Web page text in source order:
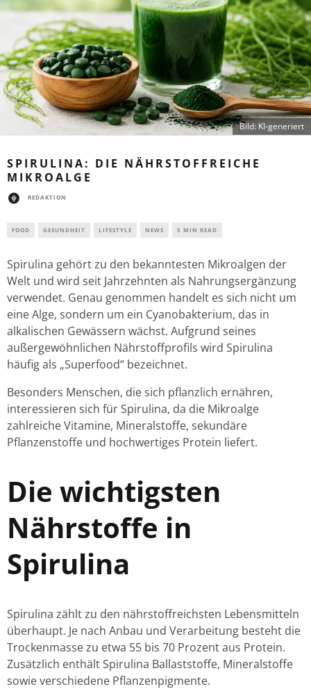
Bild: KI-generiert
SPIRULINA: DIE NÄHRSTOFFREICHE
MIKROALGE
REDAKTION
FOOD GESUNDHEIT LIFESTYLE NEWS 5 MIN READ
Spirulina gehört zu den bekanntesten Mikroalgen der
Welt und wird seit Jahrzehnten als Nahrungsergänzung
verwendet. Genau genommen handelt es sich nicht um
eine Alge, sondern um ein Cyanobakterium, das in
alkalischen Gewässern wächst. Aufgrund seines
außergewöhnlichen Nährstoffprofils wird Spirulina
häufig als „Superfood“ bezeichnet.
Besonders Menschen, die sich pflanzlich ernähren,
interessieren sich für Spirulina, da die Mikroalge
zahlreiche Vitamine, Mineralstoffe, sekundäre
Pflanzenstoffe und hochwertiges Protein liefert.
Die wichtigsten
Nährstoffe in
Spirulina
Spirulina zählt zu den nährstoffreichsten Lebensmitteln
überhaupt. Je nach Anbau und Verarbeitung besteht die
Trockenmasse zu etwa 55 bis 70 Prozent aus Protein.
Zusätzlich enthält Spirulina Ballaststoffe, Mineralstoffe
sowie verschiedene Pflanzenpigmente.